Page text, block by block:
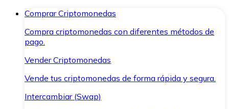
Comprar Criptomonedas
Compra criptomonedas con diferentes métodos de
pago.
Vender Criptomonedas
Vende tus criptomonedas de forma rápida y segura.
Intercambiar (Swap)